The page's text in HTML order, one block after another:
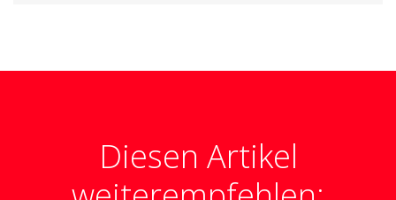
Diesen Artikel